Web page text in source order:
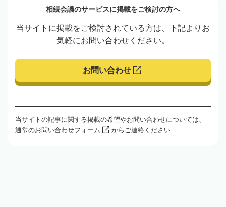
相続会議のサービスに掲載をご検討の方へ
当サイトに掲載をご検討されている方は、下記よりお
気軽にお問い合わせください。
お問い合わせ
当サイトの記事に関する掲載の希望やお問い合わせについては、
通常のお問い合わせフォーム からご連絡ください